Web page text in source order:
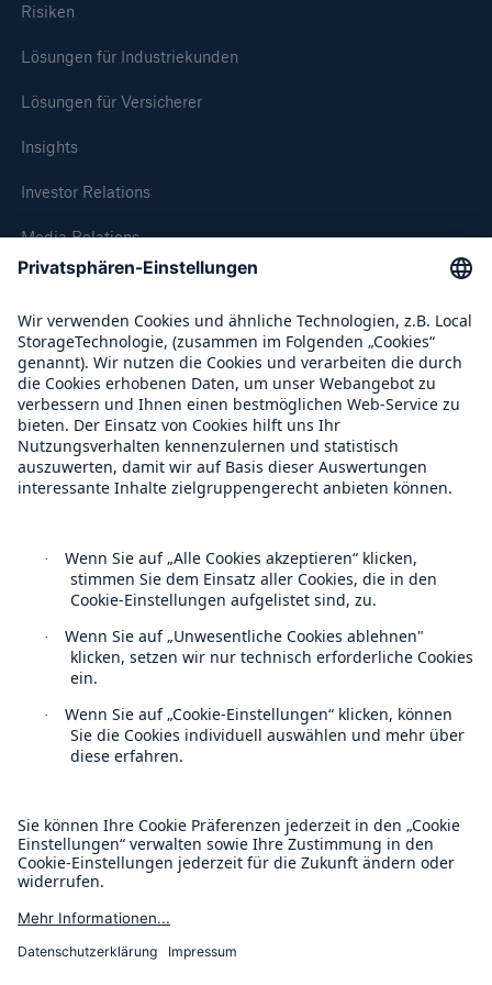
Risiken
Lösungen für Industriekunden
Lösungen für Versicherer
Insights
Investor Relations
Media Relations
Compliance
Über Munich Re
Munich Re Weltweit
Datenschutz
Rechtliche Hinweise
Sitemap
Impressum
Münchener Rück weitet mit dem Erwerb der
Roanoke Companies Inc. ihr Geschäft über MGAs
(Managing General Agencies) aus
ERGO und HERO GROUP gründen Joint Venture
Medieninformation
Fettleibigkeit – eine Herausforderung für die
globalen Gesundheitssysteme
Hohe Opferzahlen prägen Naturkatastrophen-
Halbjahresbilanz 2008
Münchener-Rück-Gruppe: Gewinnrückgang im
2. Quartal 2008 wegen Kapitalmarktturbulenzen,
bekräftigt
Münchener Rück hält Kurs: Mittelfristige
Gewinnziele bestätigt
Leiter Investor Relations verlässt die Münchener
Rück
Münchener Rück für einen Trendwechsel im
Ausstellung der Münchener Rück in Tokio zu
Risiken und Chancen des Klimawandels
Münchener Rück kooperiert mit London School of